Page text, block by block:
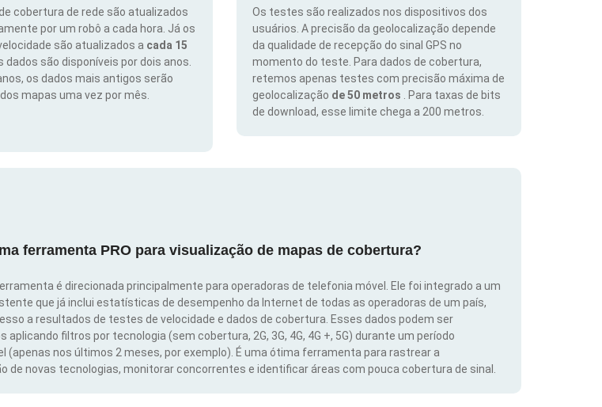
cobertura de rede são atualizados
por um robô a cada hora. Já os
são atualizados a cada 15
dados são disponíveis por dois anos.
os dados mais antigos serão
mapas uma vez por mês.
Os testes são realizados nos dispositivos dos
usuários. A precisão da geolocalização depende
da qualidade de recepção do sinal GPS no
momento do teste. Para dados de cobertura,
retemos apenas testes com precisão máxima de
geolocalização de 50 metros
. Para taxas de bits
de download, esse limite chega a 200 metros.
ferramenta PRO para visualização de mapas de cobertura?
é direcionada principalmente para operadoras de telefonia móvel. Ele foi integrado a um
que já inclui estatísticas de desempenho da Internet de todas as operadoras de um país,
a resultados de testes de velocidade e dados de cobertura. Esses dados podem ser
aplicando filtros por tecnologia (sem cobertura, 2G, 3G, 4G, 4G +, 5G) durante um período
(apenas nos últimos 2 meses, por exemplo). É uma ótima ferramenta para rastrear a
de novas tecnologias, monitorar concorrentes e identificar áreas com pouca cobertura de sinal.